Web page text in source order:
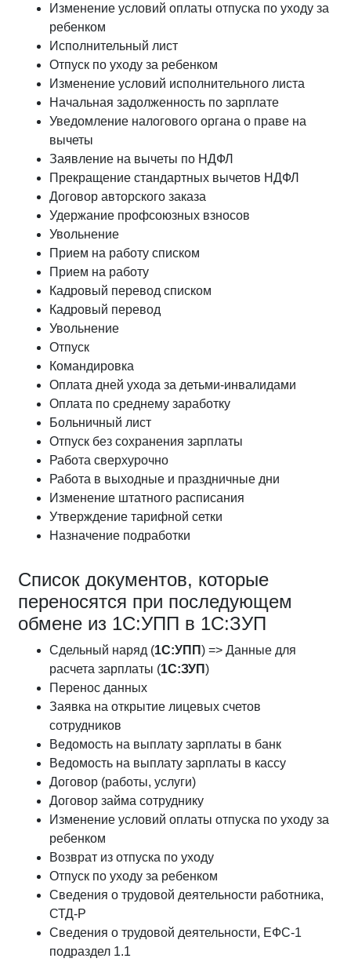
Изменение условий оплаты отпуска по уходу за
ребенком
Исполнительный лист
Отпуск по уходу за ребенком
Изменение условий исполнительного листа
Начальная задолженность по зарплате
Уведомление налогового органа о праве на
вычеты
Заявление на вычеты по НДФЛ
Прекращение стандартных вычетов НДФЛ
Договор авторского заказа
Удержание профсоюзных взносов
Увольнение
Прием на работу списком
Прием на работу
Кадровый перевод списком
Кадровый перевод
Увольнение
Отпуск
Командировка
Оплата дней ухода за детьми-инвалидами
Оплата по среднему заработку
Больничный лист
Отпуск без сохранения зарплаты
Работа сверхурочно
Работа в выходные и праздничные дни
Изменение штатного расписания
Утверждение тарифной сетки
Назначение подработки
Список документов, которые
переносятся при последующем
обмене из 1С:УПП в 1С:ЗУП
Сдельный наряд (1С:УПП) => Данные для
расчета зарплаты (1С:ЗУП)
Перенос данных
Заявка на открытие лицевых счетов
сотрудников
Ведомость на выплату зарплаты в банк
Ведомость на выплату зарплаты в кассу
Договор (работы, услуги)
Договор займа сотруднику
Изменение условий оплаты отпуска по уходу за
ребенком
Возврат из отпуска по уходу
Отпуск по уходу за ребенком
Сведения о трудовой деятельности работника,
СТД-Р
Сведения о трудовой деятельности, ЕФС-1
подраздел 1.1